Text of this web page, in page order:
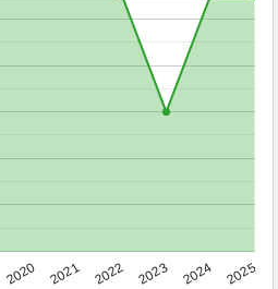
2020 2021 2022 2023 2024 2025